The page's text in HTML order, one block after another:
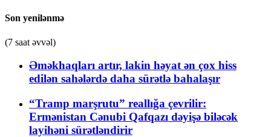
Son yenilənmə
(7 saat əvvəl)
Əməkhaqları artır, lakin həyat ən çox hiss
edilən sahələrdə daha sürətlə bahalaşır
“Tramp marşrutu” reallığa çevrilir:
Ermənistan Cənubi Qafqazı dəyişə biləcək
layihəni sürətləndirir